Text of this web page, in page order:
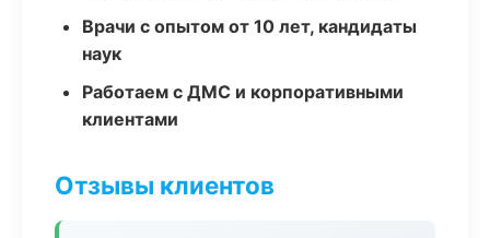
Врачи с опытом от 10 лет, кандидаты
наук
Работаем с ДМС и корпоративными
клиентами
Отзывы клиентов